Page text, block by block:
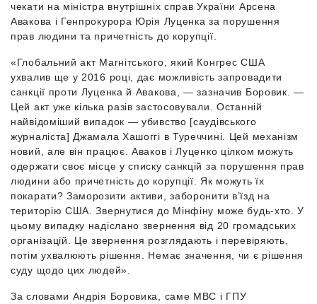
чекати на міністра внутрішніх справ України Арсена
Авакова і Генпрокурора Юрія Луценка за порушення
прав людини та причетність до корупції.
«Глобальний акт Магнітського, який Конгрес США
ухвалив ще у 2016 році, дає можливість запровадити
санкції проти Луценка й Авакова, — зазначив Боровик. —
Цей акт уже кілька разів застосовували. Останній
найвідоміший випадок — убивство [саудівського
журналіста] Джамала Хашоггі в Туреччині. Цей механізм
новий, але він працює. Аваков і Луценко цілком можуть
одержати своє місце у списку санкцій за порушення прав
людини або причетність до корупції. Як можуть їх
покарати? Заморозити активи, заборонити в’їзд на
територію США. Звернутися до Мінфіну може будь-хто. У
цьому випадку надіслано звернення від 20 громадських
організацій. Це звернення розглядають і перевіряють,
потім ухвалюють рішення. Немає значення, чи є рішення
суду щодо цих людей».
За словами Андрія Боровика, саме МВС і ГПУ